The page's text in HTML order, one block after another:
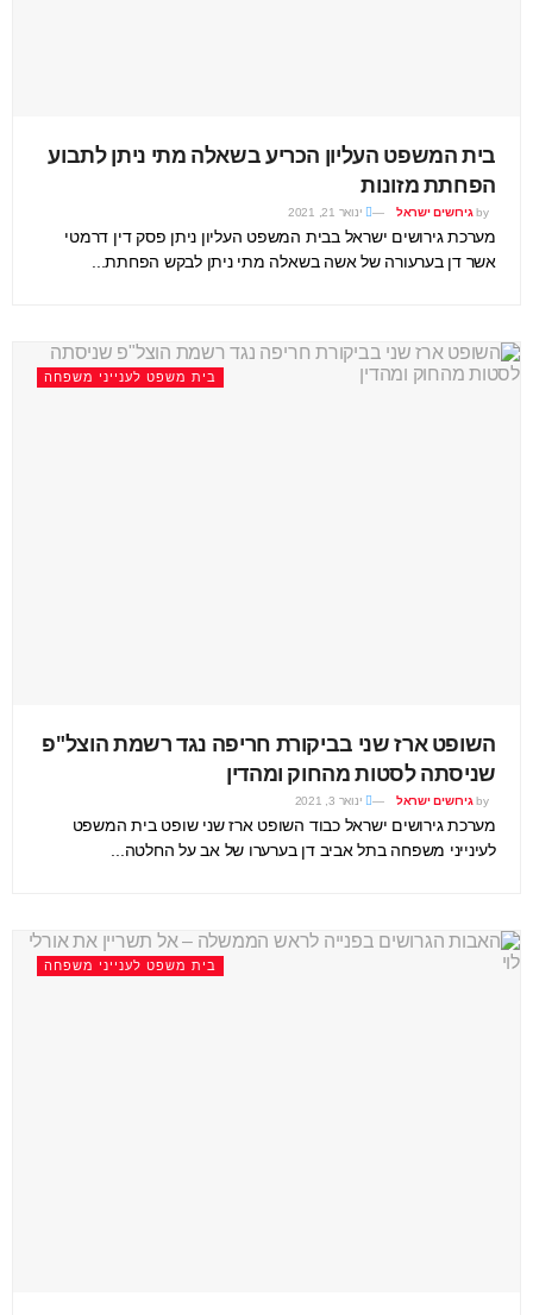
בית המשפט העליון הכריע בשאלה מתי ניתן לתבוע
הפחתת מזונות
by גירושים ישראל ינואר 21, 2021
מערכת גירושים ישראל בבית המשפט העליון ניתן פסק דין דרמטי
אשר דן בערעורה של אשה בשאלה מתי ניתן לבקש הפחתת...
בית משפט לענייני משפחה
השופט ארז שני בביקורת חריפה נגד רשמת הוצל"פ
שניסתה לסטות מהחוק ומהדין
by גירושים ישראל ינואר 3, 2021
מערכת גירושים ישראל כבוד השופט ארז שני שופט בית המשפט
לעינייני משפחה בתל אביב דן בערערו של אב על החלטה...
בית משפט לענייני משפחה